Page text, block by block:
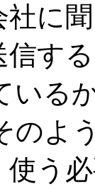
に
す
いる
のよ
う